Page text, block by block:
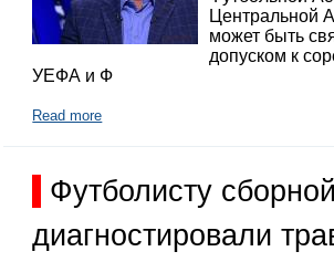
Центральной
может быть
допуском к
УЕФА и Ф
Read more
Футболисту
диагностировали